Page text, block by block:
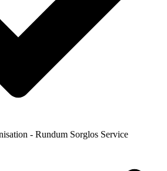
- Rundum Sorglos Service